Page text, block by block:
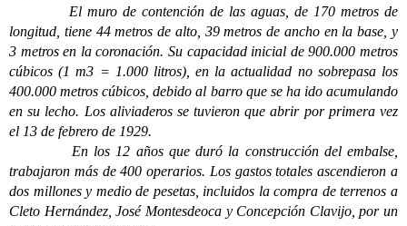
El muro de contención de las aguas, de 170 metros de
longitud, tiene 44 metros de alto, 39 metros de ancho en la base, y
3 metros en la coronación. Su capacidad inicial de 900.000 metros
cúbicos (1 m3 = 1.000 litros), en la actualidad no sobrepasa los
400.000 metros cúbicos, debido al barro que se ha ido acumulando
en su lecho. Los aliviaderos se tuvieron que abrir por primera vez
el 13 de febrero de 1929.
En los 12 años que duró la construcción del embalse,
trabajaron más de 400 operarios. Los gastos totales ascendieron a
dos millones y medio de pesetas, incluidos la compra de terrenos a
Cleto Hernández, José Montesdeoca y Concepción Clavijo, por un